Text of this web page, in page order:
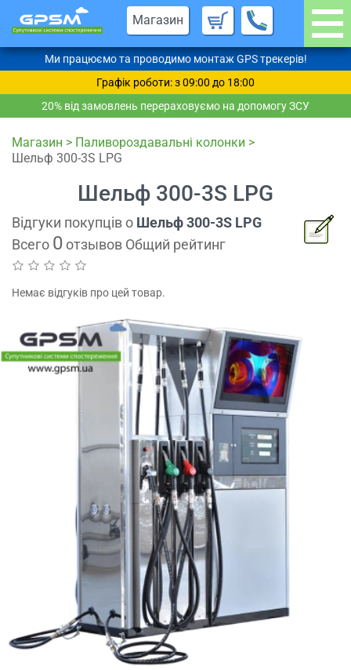
Магазин
Ми працюємо та проводимо монтаж GPS трекерів!
Графік роботи: з 09:00 до 18:00
20% від замовлень перераховуємо на допомогу ЗСУ
Магазин > Паливороздавальні колонки >
Шельф 300-3S LPG
Шельф 300-3S LPG
Відгуки покупців о Шельф 300-3S LPG
Всего 0 отзывов Общий рейтинг
Немає відгуків про цей товар.